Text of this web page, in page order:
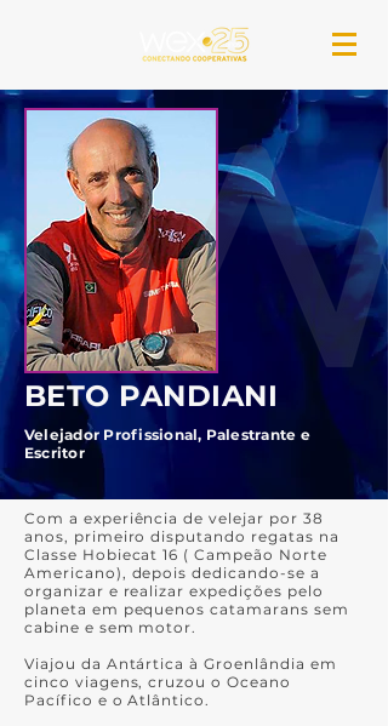
BETO PANDIANI
Velejador Profissional, Palestrante e
Escritor
Com a experiência de velejar por 38
anos, primeiro disputando regatas na
Classe Hobiecat 16 ( Campeão Norte
Americano), depois dedicando-se a
organizar e realizar expedições pelo
planeta em pequenos catamarans sem
cabine e sem motor.
Viajou da Antártica à Groenlândia em
cinco viagens, cruzou o Oceano
Pacífico e o Atlântico.